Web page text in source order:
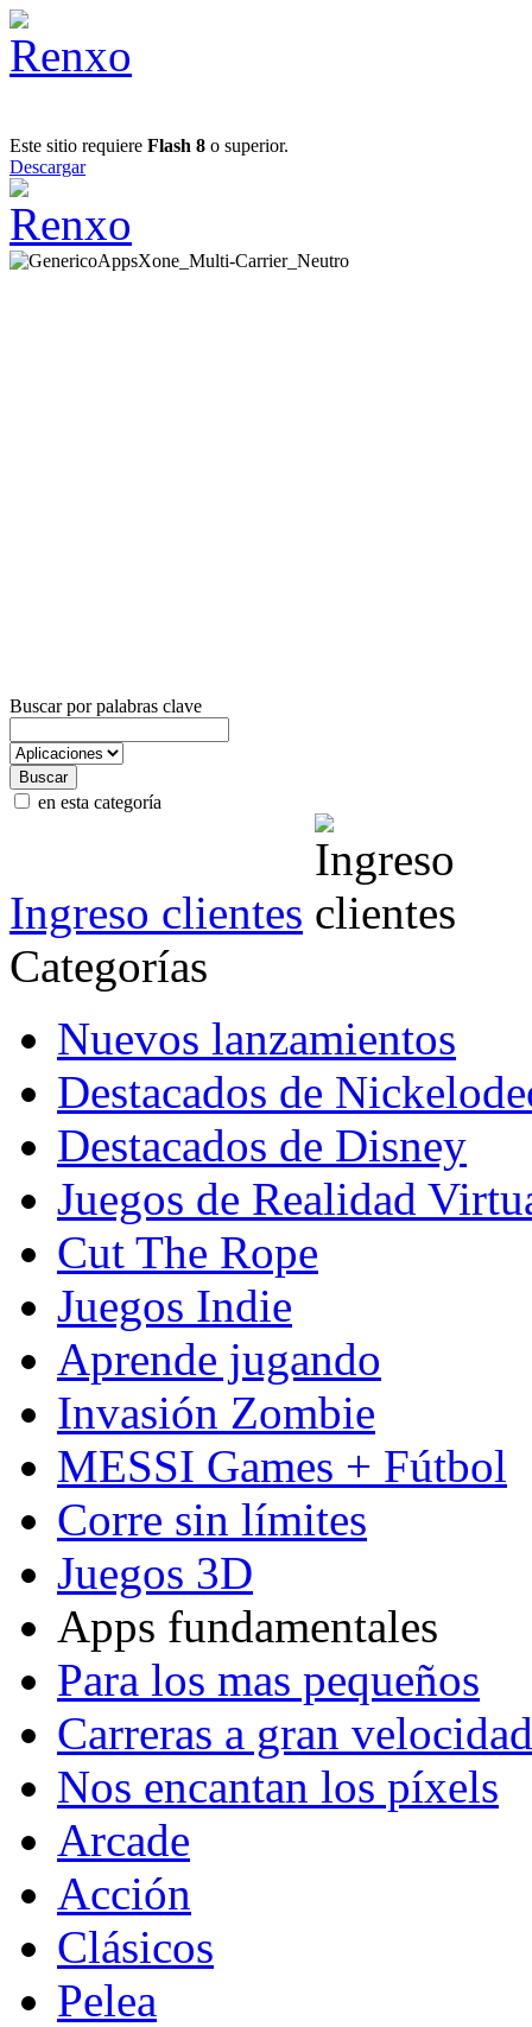
Este sitio requiere Flash 8 o superior.
Descargar
Buscar por palabras clave
en esta categoría
Ingreso clientes
Categorías
Nuevos lanzamientos
Destacados de
Destacados de Disney
Juegos de Realidad
Cut The Rope
Juegos Indie
Aprende jugando
Invasión Zombie
MESSI Games + Fútbol
Corre sin límites
Juegos 3D
Apps fundamentales
Para los mas pequeños
Carreras a gran velocidad
Nos encantan los píxels
Arcade
Acción
Clásicos
Pelea